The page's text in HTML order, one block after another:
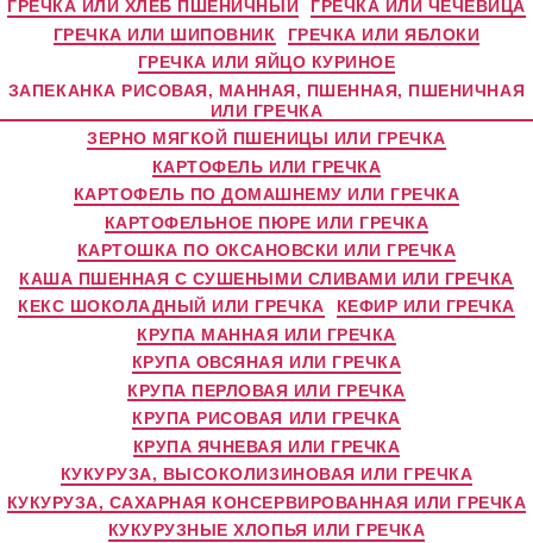
ГРЕЧКА ИЛИ ХЛЕБ ПШЕНИЧНЫЙ
ГРЕЧКА ИЛИ ЧЕЧЕВИЦА
ГРЕЧКА ИЛИ ШИПОВНИК
ГРЕЧКА ИЛИ ЯБЛОКИ
ГРЕЧКА ИЛИ ЯЙЦО КУРИНОЕ
ЗАПЕКАНКА РИСОВАЯ, МАННАЯ, ПШЕННАЯ, ПШЕНИЧНАЯ
ИЛИ ГРЕЧКА
ЗЕРНО МЯГКОЙ ПШЕНИЦЫ ИЛИ ГРЕЧКА
КАРТОФЕЛЬ ИЛИ ГРЕЧКА
КАРТОФЕЛЬ ПО ДОМАШНЕМУ ИЛИ ГРЕЧКА
КАРТОФЕЛЬНОЕ ПЮРЕ ИЛИ ГРЕЧКА
КАРТОШКА ПО ОКСАНОВСКИ ИЛИ ГРЕЧКА
КАША ПШЕННАЯ С СУШЕНЫМИ СЛИВАМИ ИЛИ ГРЕЧКА
КЕКС ШОКОЛАДНЫЙ ИЛИ ГРЕЧКА КЕФИР ИЛИ ГРЕЧКА
КРУПА МАННАЯ ИЛИ ГРЕЧКА
КРУПА ОВСЯНАЯ ИЛИ ГРЕЧКА
КРУПА ПЕРЛОВАЯ ИЛИ ГРЕЧКА
КРУПА РИСОВАЯ ИЛИ ГРЕЧКА
КРУПА ЯЧНЕВАЯ ИЛИ ГРЕЧКА
КУКУРУЗА, ВЫСОКОЛИЗИНОВАЯ ИЛИ ГРЕЧКА
КУКУРУЗА, САХАРНАЯ КОНСЕРВИРОВАННАЯ ИЛИ ГРЕЧКА
КУКУРУЗНЫЕ ХЛОПЬЯ ИЛИ ГРЕЧКА